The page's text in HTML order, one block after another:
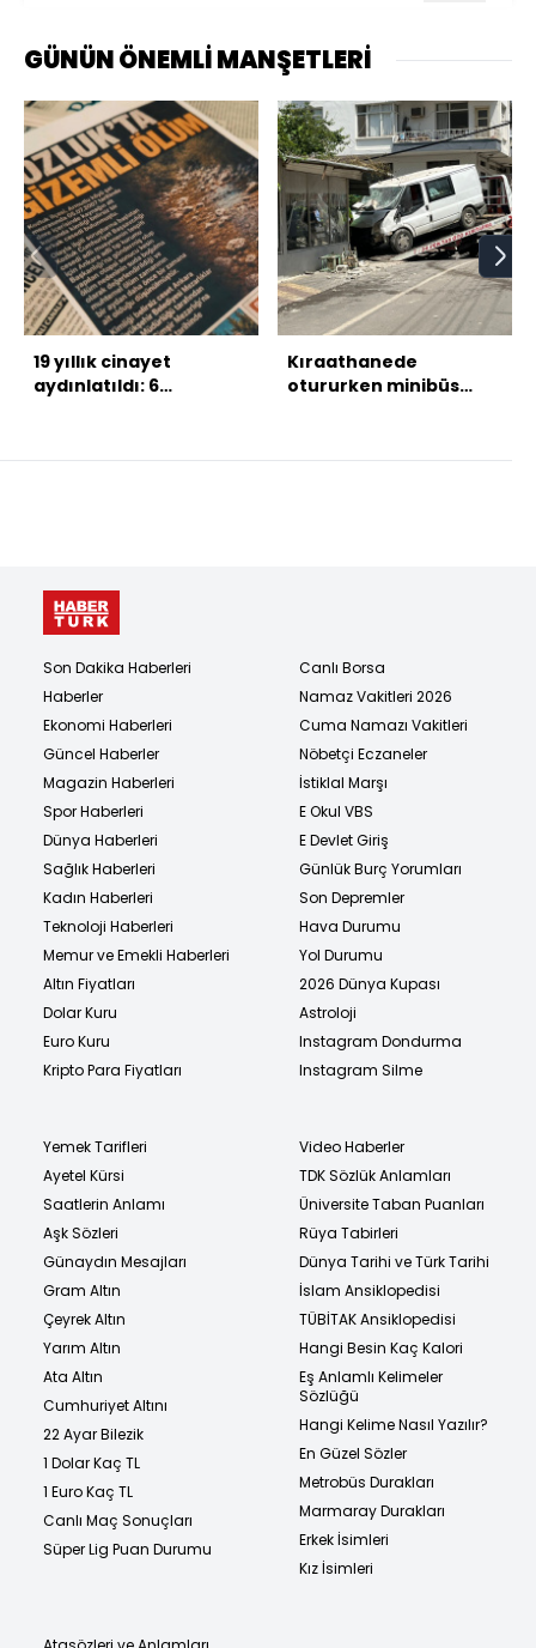
GÜNÜN ÖNEMLİ MANŞETLERİ
19 yıllık cinayet
aydınlatıldı: 6
Kıraathanede
otururken minibüs
Son Dakika Haberleri
Haberler
Ekonomi Haberleri
Güncel Haberler
Magazin Haberleri
Spor Haberleri
Dünya Haberleri
Sağlık Haberleri
Kadın Haberleri
Teknoloji Haberleri
Memur ve Emekli Haberleri
Altın Fiyatları
Dolar Kuru
Euro Kuru
Kripto Para Fiyatları
Canlı Borsa
Namaz Vakitleri 2026
Cuma Namazı Vakitleri
Nöbetçi Eczaneler
İstiklal Marşı
E Okul VBS
E Devlet Giriş
Günlük Burç Yorumları
Son Depremler
Hava Durumu
Yol Durumu
2026 Dünya Kupası
Astroloji
Instagram Dondurma
Instagram Silme
Yemek Tarifleri
Ayetel Kürsi
Saatlerin Anlamı
Aşk Sözleri
Günaydın Mesajları
Gram Altın
Çeyrek Altın
Yarım Altın
Ata Altın
Cumhuriyet Altını
22 Ayar Bilezik
1 Dolar Kaç TL
1 Euro Kaç TL
Canlı Maç Sonuçları
Süper Lig Puan Durumu
Video Haberler
TDK Sözlük Anlamları
Üniversite Taban Puanları
Rüya Tabirleri
Dünya Tarihi ve Türk Tarihi
İslam Ansiklopedisi
TÜBİTAK Ansiklopedisi
Hangi Besin Kaç Kalori
Eş Anlamlı Kelimeler
Sözlüğü
Hangi Kelime Nasıl Yazılır?
En Güzel Sözler
Metrobüs Durakları
Marmaray Durakları
Erkek İsimleri
Kız İsimleri